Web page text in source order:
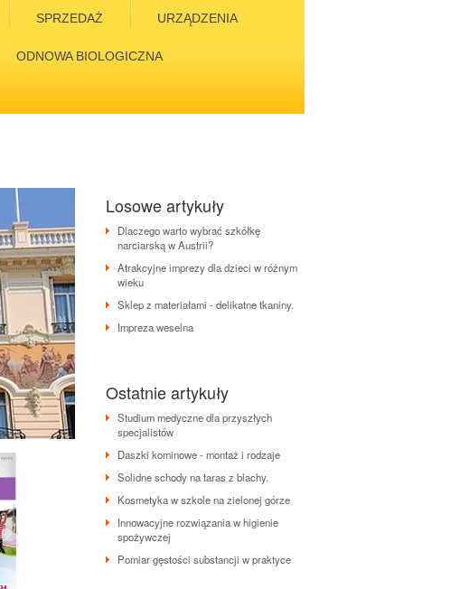
SPRZEDAŻ URZĄDZENIA
ODNOWA BIOLOGICZNA
Losowe artykuły
Dlaczego warto wybrać szkółkę
narciarską w Austrii?
Atrakcyjne imprezy dla dzieci w różnym
wieku
Sklep z materiałami - delikatne tkaniny.
Impreza weselna
Ostatnie artykuły
Studium medyczne dla przyszłych
specjalistów
Daszki kominowe - montaż i rodzaje
Solidne schody na taras z blachy.
Kosmetyka w szkole na zielonej górze
Innowacyjne rozwiązania w higienie
spożywczej
Pomiar gęstości substancji w praktyce